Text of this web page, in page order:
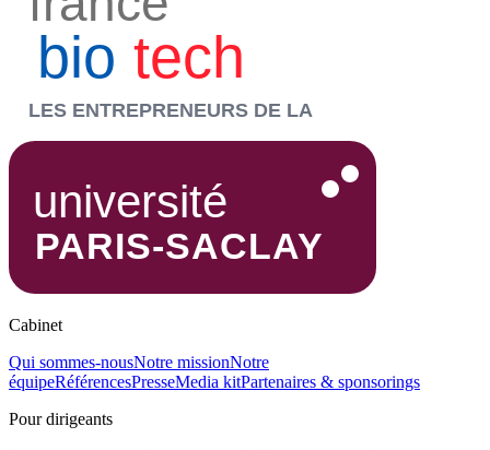
Cabinet
Qui sommes-nousNotre missionNotre
équipeRéférencesPresseMedia kitPartenaires & sponsorings
Pour dirigeants